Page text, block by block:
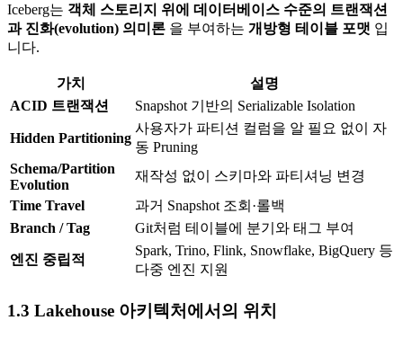
Iceberg는 객체 스토리지 위에 데이터베이스 수준의 트랜잭션
과 진화(evolution) 의미론 을 부여하는 개방형 테이블 포맷 입
니다.
가치
설명
ACID 트랜잭션
Snapshot 기반의 Serializable Isolation
Hidden Partitioning
사용자가 파티션 컬럼을 알 필요 없이 자
동 Pruning
Schema/Partition
Evolution
재작성 없이 스키마와 파티셔닝 변경
Time Travel
과거 Snapshot 조회·롤백
Branch / Tag
Git처럼 테이블에 분기와 태그 부여
엔진 중립적
Spark, Trino, Flink, Snowflake, BigQuery 등
다중 엔진 지원
1.3 Lakehouse 아키텍처에서의 위치